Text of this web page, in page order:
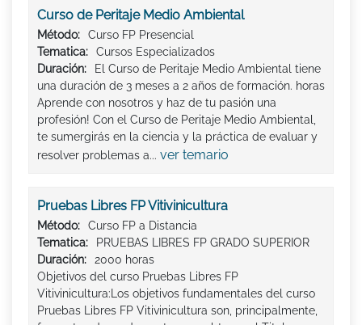
Curso de Peritaje Medio Ambiental
Método:
Curso FP Presencial
Tematica:
Cursos Especializados
Duración:
El Curso de Peritaje Medio Ambiental tiene
una duración de 3 meses a 2 años de formación. horas
Aprende con nosotros y haz de tu pasión una
profesión! Con el Curso de Peritaje Medio Ambiental,
te sumergirás en la ciencia y la práctica de evaluar y
resolver problemas a... ver temario
Pruebas Libres FP Vitivinicultura
Método:
Curso FP a Distancia
Tematica:
PRUEBAS LIBRES FP GRADO SUPERIOR
Duración:
2000 horas
Objetivos del curso Pruebas Libres FP
Vitivinicultura:Los objetivos fundamentales del curso
Pruebas Libres FP Vitivinicultura son, principalmente,